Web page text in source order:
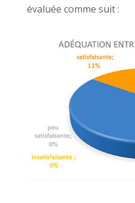
évaluée comme suit :